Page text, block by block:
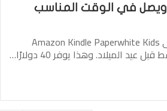
Paperwhite Kids ويصل في الوقت المناسب
وفر 40 دولارًا: احصل على Amazon Kindle Paperwhite Kids